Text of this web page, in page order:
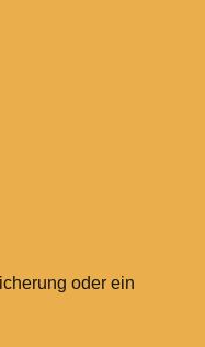
oder ein